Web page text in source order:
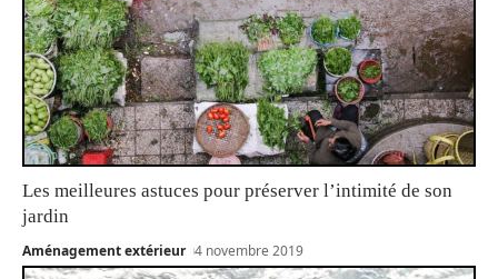
Les meilleures astuces pour préserver l’intimité de son
jardin
Aménagement extérieur 4 novembre 2019